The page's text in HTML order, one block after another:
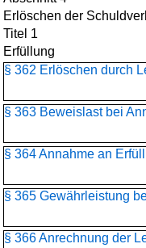
Erlöschen der
Titel 1
Erfüllung
§ 362 Erlöschen durch
§ 363 Beweislast bei
§ 364 Annahme an
§ 365 Gewährleistung
§ 366 Anrechnung der